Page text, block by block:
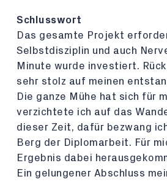
Schlusswort
Das gesamte Projekt
Selbstdisziplin und auch
Minute wurde investiert.
sehr stolz auf meinen
Die ganze Mühe hat sich für
verzichtete ich auf das
dieser Zeit, dafür bezwang
Berg der Diplomarbeit. Für
Ergebnis dabei
Ein gelungener Abschluss